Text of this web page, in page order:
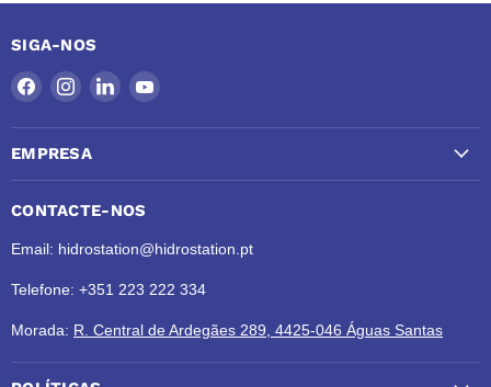
SIGA-NOS
Encontre-
nos
no
Facebook
Encontre-
nos
no
Instagram
Encontre-
nos
no
Encontre-
no
EMPRESA
CONTACTE-NOS
Email: hidrostation@hidrostation.pt
Telefone: +351 223 222 334
Morada: R. Central de Ardegães 289, 4425-046 Águas Santas